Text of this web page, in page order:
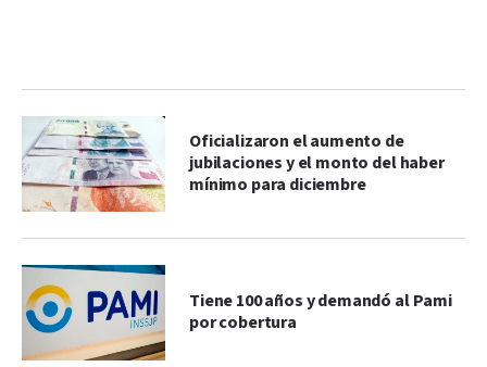
Oficializaron el aumento de
jubilaciones y el monto del haber
mínimo para diciembre
Tiene 100 años y demandó al Pami
por cobertura